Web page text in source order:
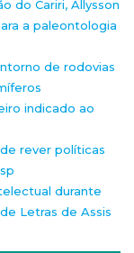
do Cariri, Allysson
a paleontologia
de rodovias
indicado ao
rever políticas
durante
Letras de Assis